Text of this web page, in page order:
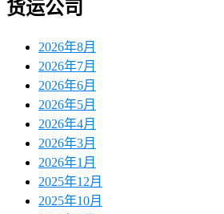
货运公司
2026年8月
2026年7月
2026年6月
2026年5月
2026年4月
2026年3月
2026年1月
2025年12月
2025年10月